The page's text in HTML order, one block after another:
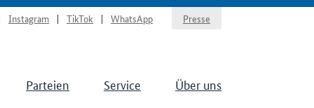
Instagram TikTok WhatsApp Presse
Parteien Service Über uns